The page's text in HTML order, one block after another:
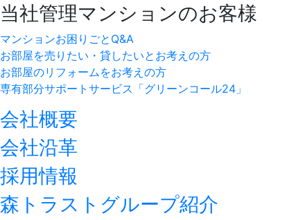
当社管理マンションのお客様
マンションお困りごとQ&A
お部屋を売りたい・貸したいとお考えの方
お部屋のリフォームをお考えの方
専有部分サポートサービス「グリーンコール24」
会社概要
会社沿革
採用情報
森トラストグループ紹介